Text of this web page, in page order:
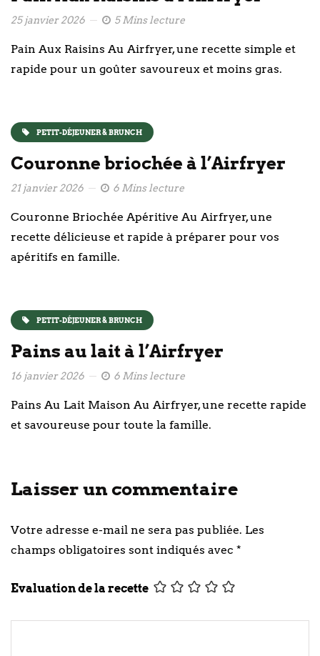
25 janvier 2026 5 Mins lecture
Pain Aux Raisins Au Airfryer, une recette simple et
rapide pour un goûter savoureux et moins gras.
PETIT-DÉJEUNER & BRUNCH
Couronne briochée à l’Airfryer
21 janvier 2026 6 Mins lecture
Couronne Briochée Apéritive Au Airfryer, une
recette délicieuse et rapide à préparer pour vos
apéritifs en famille.
PETIT-DÉJEUNER & BRUNCH
Pains au lait à l’Airfryer
16 janvier 2026 6 Mins lecture
Pains Au Lait Maison Au Airfryer, une recette rapide
et savoureuse pour toute la famille.
Laisser un commentaire
Votre adresse e-mail ne sera pas publiée. Les
champs obligatoires sont indiqués avec *
Evaluation de la recette